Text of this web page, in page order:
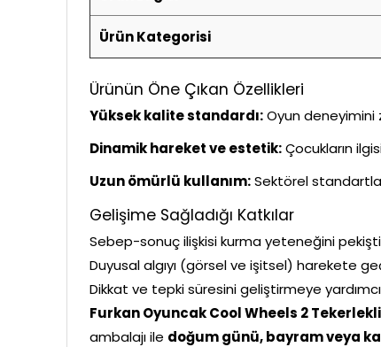
Ürün Kategorisi
Ürünün Öne Çıkan Özellikleri
Yüksek kalite standardı:Oyun deneyimini
Dinamik hareket ve estetik:Çocukların
Uzun ömürlü kullanım:Sektörel
Gelişime Sağladığı Katkılar
Sebep-sonuç ilişkisi kurma yeteneğini
Duyusal algıyı (görsel ve işitsel) harekete
Dikkat ve tepki süresini geliştirmeye
Furkan Oyuncak Cool Wheels 2
ambalajı ile doğum günü, bayram veya